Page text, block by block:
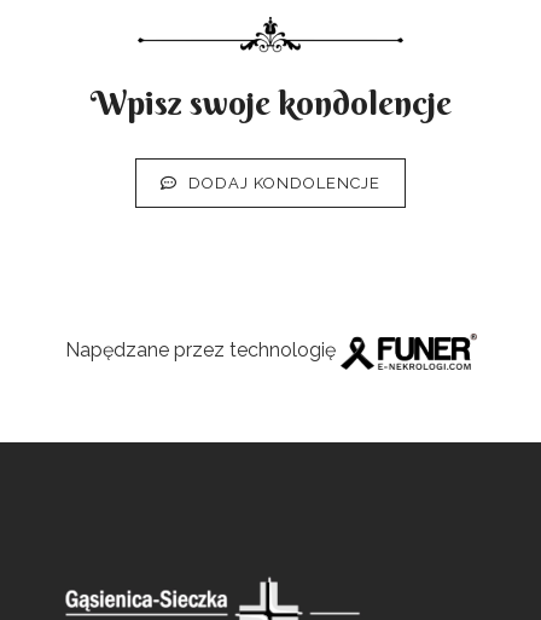
Wpisz swoje kondolencje
DODAJ KONDOLENCJE
Napędzane przez technologię